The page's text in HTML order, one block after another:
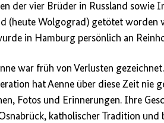
der vier Brüder in Russland sowie
(heute Wolgograd) getötet worden
in Hamburg persönlich an
war früh von Verlusten
hat Aenne über diese Zeit
Fotos und Erinnerungen. Ihre
katholischer Tradition